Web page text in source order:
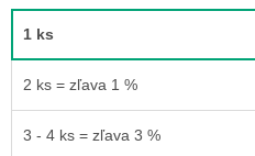
1 ks
2 ks = zľava 1 %
3 - 4 ks = zľava 3 %